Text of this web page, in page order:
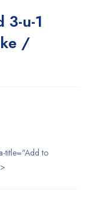
3-u-1
/
title="Add to